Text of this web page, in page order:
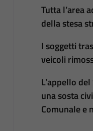
Tutta l’area
della stesa
I soggetti
veicoli
L’appello
una sosta
Comunale e